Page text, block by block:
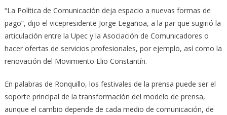
“La Política de Comunicación deja espacio a nuevas formas de
pago”, dijo el vicepresidente Jorge Legañoa, a la par que sugirió la
articulación entre la Upec y la Asociación de Comunicadores o
hacer ofertas de servicios profesionales, por ejemplo, así como la
renovación del Movimiento Elio Constantín.
En palabras de Ronquillo, los festivales de la prensa puede ser el
soporte principal de la transformación del modelo de prensa,
aunque el cambio depende de cada medio de comunicación, de